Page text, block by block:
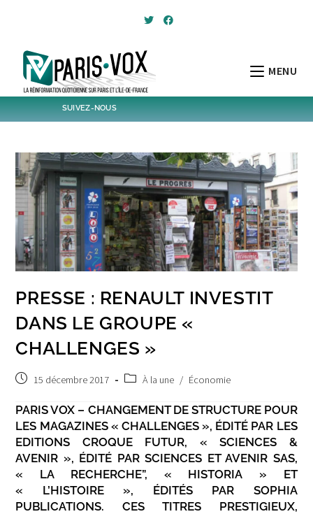
MENU
SUIVEZ-NOUS
Twitter
Post 6,376 Post
PRESSE : RENAULT INVESTIT
DANS LE GROUPE «
CHALLENGES »
Post15 décembre 2017
PostÀ la une / Économie
PARIS VOX – CHANGEMENT DE STRUCTURE POUR
LES MAGAZINES « CHALLENGES », ÉDITÉ PAR LES
EDITIONS CROQUE FUTUR, « SCIENCES &
AVENIR », ÉDITÉ PAR SCIENCES ET AVENIR SAS,
« LA RECHERCHE”, « HISTORIA » ET
« L’HISTOIRE », ÉDITÉS PAR SOPHIA
PUBLICATIONS. CES TITRES PRESTIGIEUX,